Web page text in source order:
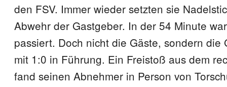
den FSV. Immer wieder setzten sie
Abwehr der Gastgeber. In der 54 Minute
passiert. Doch nicht die Gäste, sondern die
mit 1:0 in Führung. Ein Freistoß aus dem
fand seinen Abnehmer in Person von